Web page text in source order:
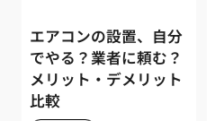
エアコンの設置、自分
でやる？業者に頼む？
メリット・デメリット
比較